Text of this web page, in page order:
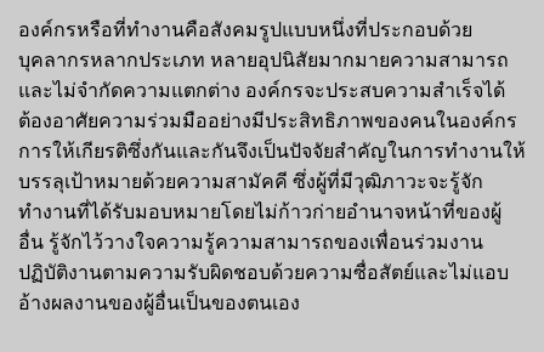
องค์กรหรือที่ทำงานคือสังคมรูปแบบหนึ่งที่ประกอบด้วย
บุคลากรหลากประเภท หลายอุปนิสัยมากมายความสามารถ
และไม่จำกัดความแตกต่าง องค์กรจะประสบความสำเร็จได้
ต้องอาศัยความร่วมมืออย่างมีประสิทธิภาพของคนในองค์กร
การให้เกียรติซึ่งกันและกันจึงเป็นปัจจัยสำคัญในการทำงานให้
บรรลุเป้าหมายด้วยความสามัคคี ซึ่งผู้ที่มีวุฒิภาวะจะรู้จัก
ทำงานที่ได้รับมอบหมายโดยไม่ก้าวก่ายอำนาจหน้าที่ของผู้
อื่น รู้จักไว้วางใจความรู้ความสามารถของเพื่อนร่วมงาน
ปฏิบัติงานตามความรับผิดชอบด้วยความซื่อสัตย์และไม่แอบ
อ้างผลงานของผู้อื่นเป็นของตนเอง